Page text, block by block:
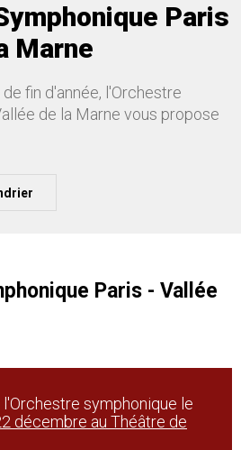
Paris
Marne
fin d'année, l'Orchestre
de la Marne vous propose
Paris - Vallée
symphonique le
décembre au Théâtre de